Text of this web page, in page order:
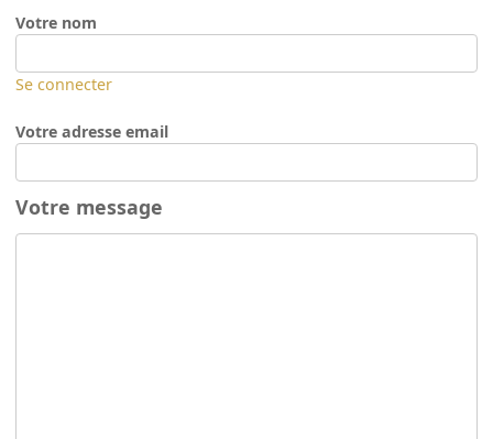
Votre nom
Se connecter
Votre adresse email
Votre message